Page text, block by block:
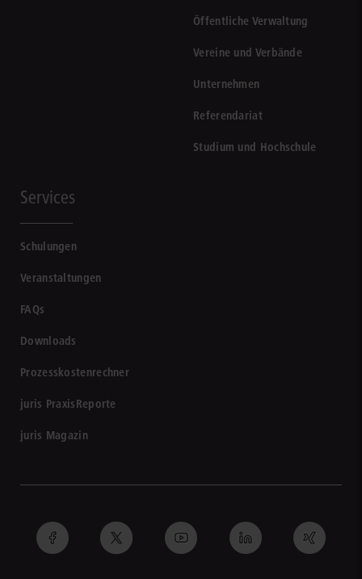
Öffentliche Verwaltung
Vereine und Verbände
Unternehmen
Referendariat
Studium und Hochschule
Services
Schulungen
Veranstaltungen
FAQs
Downloads
Prozesskostenrechner
juris PraxisReporte
juris Magazin